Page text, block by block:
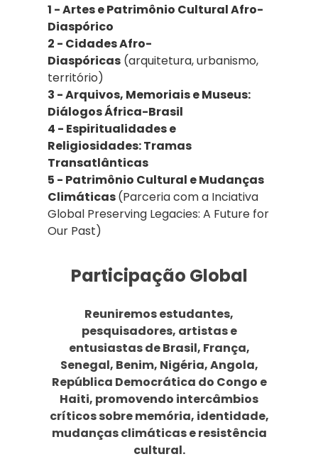
1 - Artes e Patrimônio Cultural Afro-
Diaspórico
2 - Cidades Afro-
Diaspóricas (arquitetura, urbanismo,
território)
3 - Arquivos, Memoriais e Museus:
Diálogos África-Brasil
4 - Espiritualidades e
Religiosidades: Tramas
Transatlânticas
5 - Patrimônio Cultural e Mudanças
Climáticas(Parceria com a Inciativa
Global Preserving Legacies: A Future for
Our Past)
Participação Global
Reuniremos estudantes,
pesquisadores, artistas e
entusiastas deBrasil, França,
Senegal, Benim, Nigéria, Angola,
República Democrática do Congo e
Haiti, promovendo intercâmbios
críticos sobre memória, identidade,
mudanças climáticas e resistência
cultural.